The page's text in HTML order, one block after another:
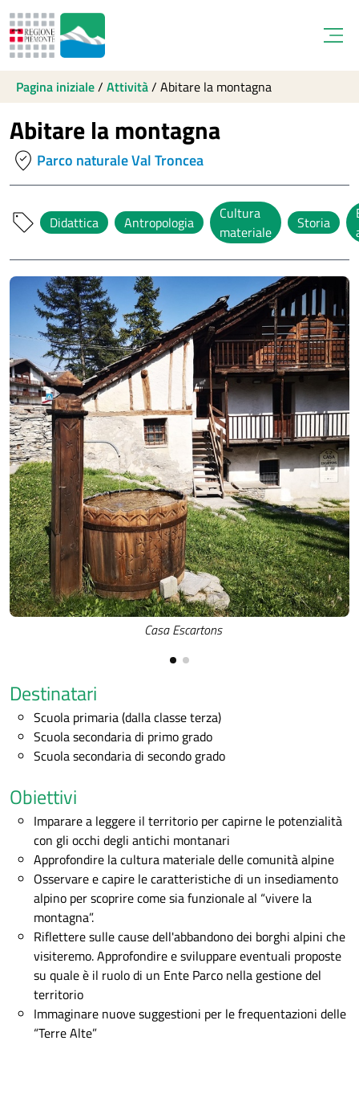
Pagina iniziale/ Attività/ Abitare la montagna
Abitare la montagna
where_to_vote Parco naturale Val Troncea
sell Didattica Antropologia
Cultura
materiale
Storia
Casa Escartons
Destinatari
Scuola primaria (dalla classe terza)
Scuola secondaria di primo grado
Scuola secondaria di secondo grado
Obiettivi
Imparare a leggere il territorio per capirne le potenzialità
con gli occhi degli antichi montanari
Approfondire la cultura materiale delle comunità alpine
Osservare e capire le caratteristiche di un insediamento
alpino per scoprire come sia funzionale al “vivere la
montagna”.
Riflettere sulle cause dell'abbandono dei borghi alpini che
visiteremo. Approfondire e sviluppare eventuali proposte
su quale è il ruolo di un Ente Parco nella gestione del
territorio
Immaginare nuove suggestioni per le frequentazioni delle
“Terre Alte”